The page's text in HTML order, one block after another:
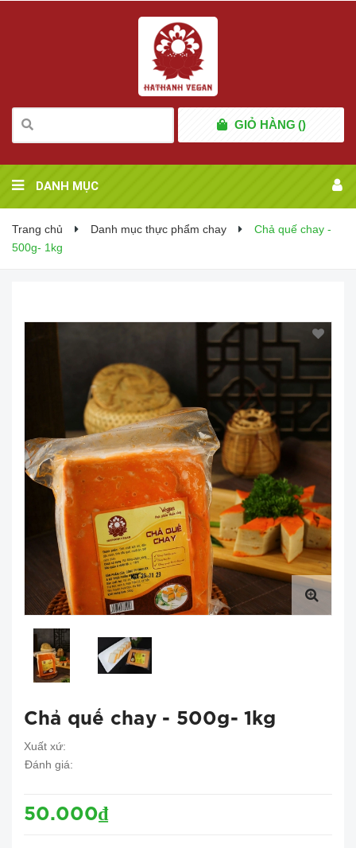
GIỎ HÀNG ()
DANH MỤC
Trang chủ Danh mục thực phẩm chay
Chả quế chay -
500g- 1kg
Chả quế chay - 500g- 1kg
Xuất xứ:
Đánh giá:
50.000₫